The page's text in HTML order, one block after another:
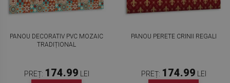
PANOU DECORATIV PVC MOZAIC
TRADIȚIONAL
PREȚ: 174.99 LEI
PANOU PERETE CRINII REGALI
PREȚ: 174.99 LEI